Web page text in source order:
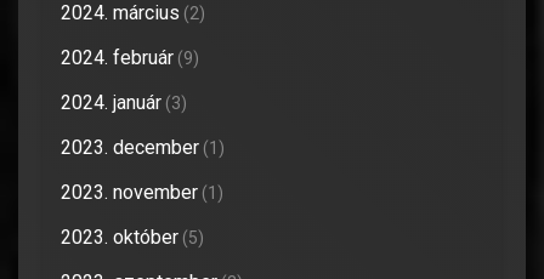
2024. március (2)
2024. február (9)
2024. január (3)
2023. december (1)
2023. november (1)
2023. október (5)